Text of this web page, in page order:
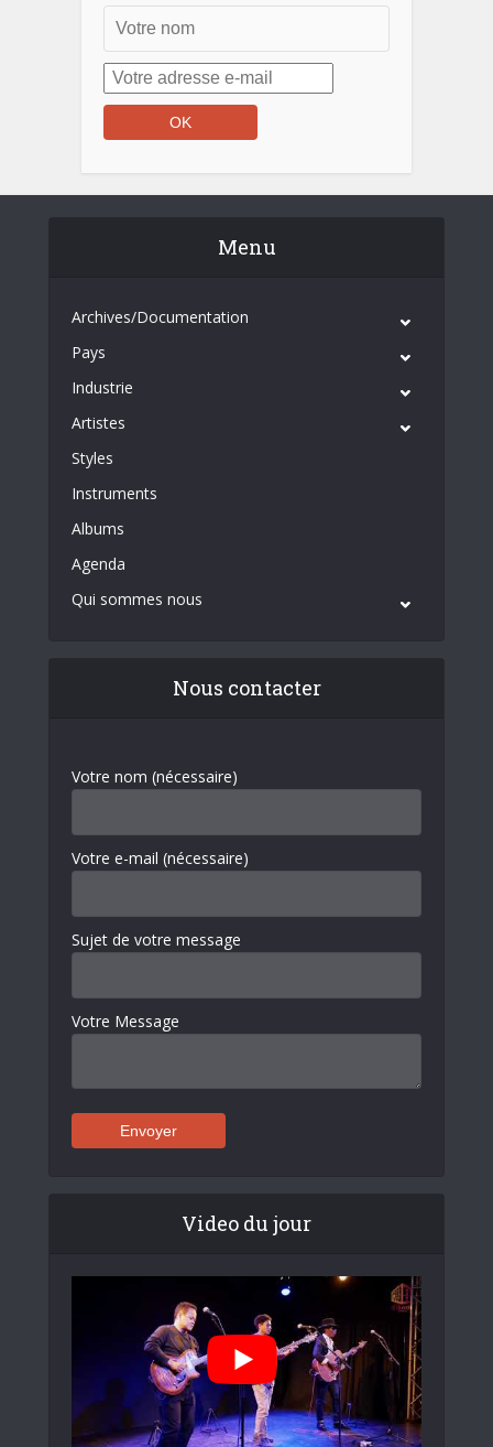
Menu
Archives/Documentation
Pays
Industrie
Artistes
Styles
Instruments
Albums
Agenda
Qui sommes nous
Nous contacter
Votre nom (nécessaire)
Votre e-mail (nécessaire)
Sujet de votre message
Votre Message
Video du jour